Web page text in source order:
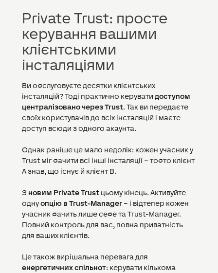
Private Trust: просте
керування вашими
клієнтськими
інсталяціями
Ви обслуговуєте десятки клієнтських
інсталяцій? Тоді практично керувати доступом
централізовано через Trust. Так ви передаєте
своїх користувачів до всіх інсталяцій і маєте
доступ всюди з одного акаунта.
Однак раніше це мало недолік: кожен учасник у
Trust міг бачити всі інші інсталяції – тобто клієнт
A знав, що існує й клієнт B.
З новим Private Trustцьому кінець. Активуйте
однуопцію в Trust-Manager– і відтепер кожен
учасник бачить лише себе та Trust-Manager.
Повний контроль для вас, повна приватність
для ваших клієнтів.
Це також вирішальна перевага для
енергетичних спільнот: керувати кількома